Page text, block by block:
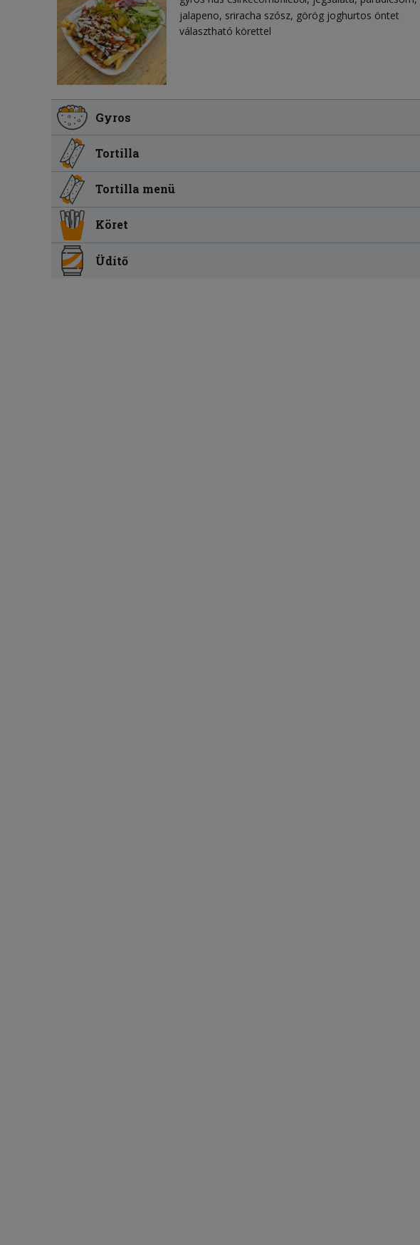
jalapeno sriracha szósz görög joghurtos öntet
választható körettel
Gyros
Tortilla
Tortilla menü
Köret
Üdítő